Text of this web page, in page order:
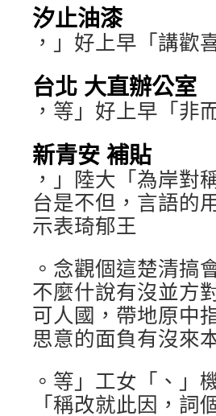
汐止油漆
，」好上早「講歡
台北 大直辦公室
，等」好上早「非
新青安 補貼
，」陸大「為岸對
台是不但，言語的
示表琦郁王
。念觀個這楚清搞
不麼什說有沒並方
可人國，帶地原中
思意的面負有沒來
。等」工女「、」
「稱改就此因，